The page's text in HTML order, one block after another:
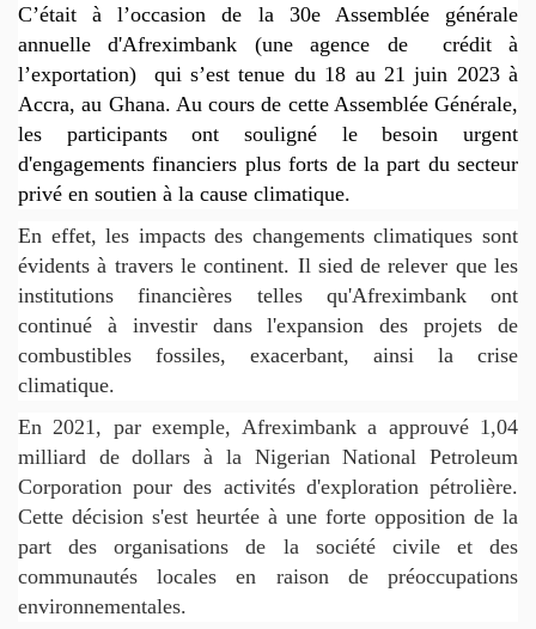
C’était à l’occasion de la 30e Assemblée générale
annuelle d'Afreximbank (une agence de
crédit à
l’exportation)
qui s’est tenue du 18 au 21 juin 2023 à
Accra, au Ghana. Au cours de cette Assemblée Générale,
les participants ont souligné le besoin urgent
d'engagements financiers plus forts de la part du secteur
privé en soutien à la cause climatique.
En effet, les impacts des changements climatiques sont
évidents à travers le continent. Il sied de relever que les
institutions financières telles qu'Afreximbank ont
continué à investir dans l'expansion des projets de
combustibles fossiles, exacerbant, ainsi la crise
climatique.
En 2021, par exemple, Afreximbank a approuvé 1,04
milliard de dollars à la Nigerian National Petroleum
Corporation pour des activités d'exploration pétrolière.
Cette décision s'est heurtée à une forte opposition de la
part des organisations de la société civile et des
communautés locales en raison de préoccupations
environnementales.